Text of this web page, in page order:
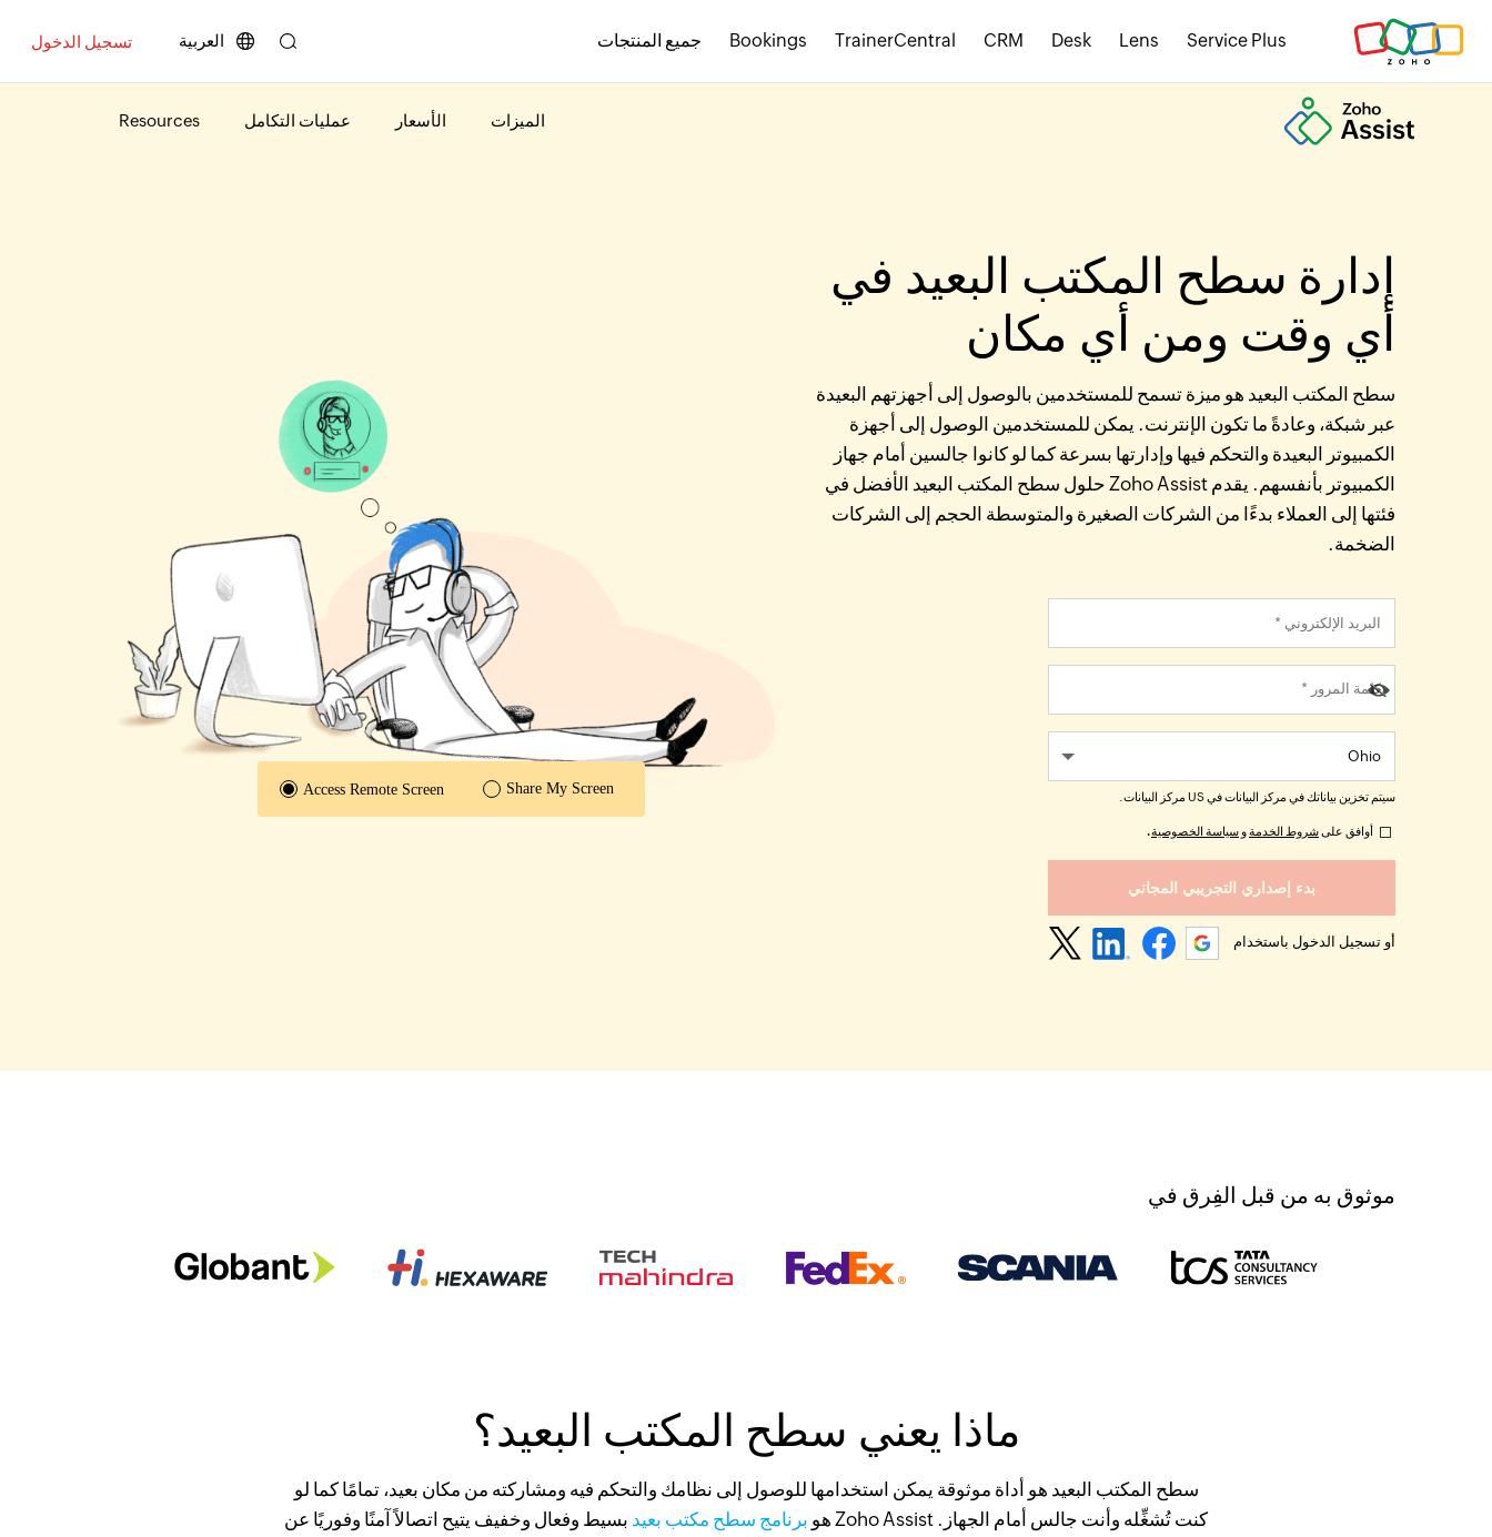
Service Plus
Lens
Desk
CRM
TrainerCentral
Bookings جميع المنتجات العربية تسجيل الدخول
الميزات الأسعار عمليات التكامل Resources
إدارة سطح المكتب البعيد في
أي وقت ومن أي مكان
سطح المكتب البعيد هو ميزة تسمح للمستخدمين بالوصول إلى أجهزتهم البعيدة
عبر شبكة، وعادةً ما تكون الإنترنت. يمكن للمستخدمين الوصول إلى أجهزة
الكمبيوتر البعيدة والتحكم فيها وإدارتها بسرعة كما لو كانوا جالسين أمام جهاز
الكمبيوتر بأنفسهم. يقدم Zoho Assist حلول سطح المكتب البعيد الأفضل في
فئتها إلى العملاء بدءًا من الشركات الصغيرة والمتوسطة الحجم إلى الشركات
الضخمة.
سيتم تخزين بياناتك في مركز البيانات فيUS مركز البيانات.
أوافق علىشروط الخدمةو سياسة الخصوصية.
أو تسجيل الدخول باستخدام
موثوق به من قبل الفِرق في
ماذا يعني سطح المكتب البعيد؟
سطح المكتب البعيد هو أداة موثوقة يمكن استخدامها للوصول إلى نظامك والتحكم فيه ومشاركته من مكان بعيد، تمامًا كما لو
كنت تُشغِّله وأنت جالس أمام الجهاز. Zoho Assist هو
برنامج سطح مكتب بعيد بسيط وفعال وخفيف يتيح اتصالاً آمنًا وفوريًا عن